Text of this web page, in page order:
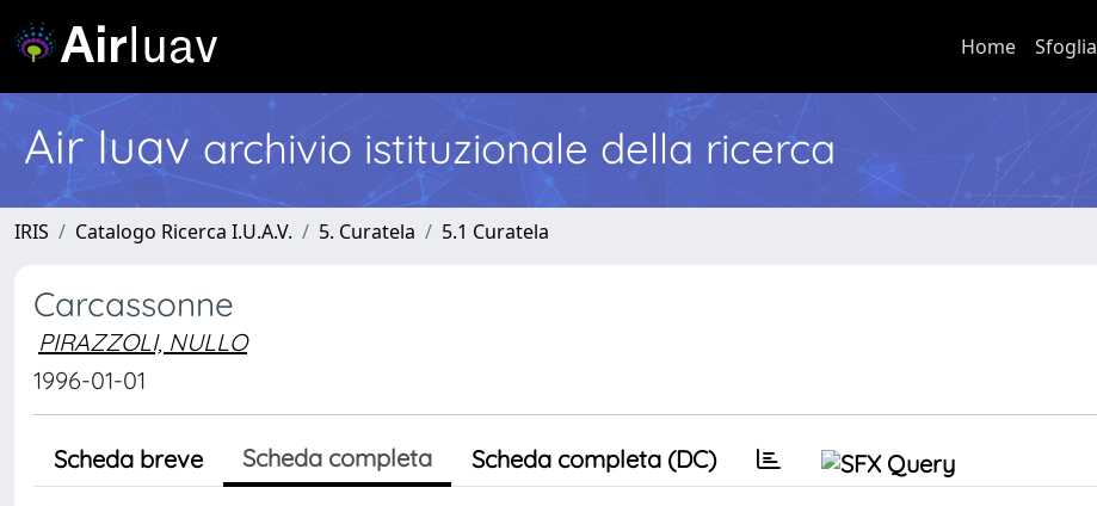
Home Sfoglia
Air Iuav archivio istituzionale della ricerca
IRIS Catalogo Ricerca I.U.A.V. 5. Curatela 5.1 Curatela
Carcassonne
PIRAZZOLI, NULLO
1996-01-01
Scheda breve Scheda completa Scheda completa (DC)